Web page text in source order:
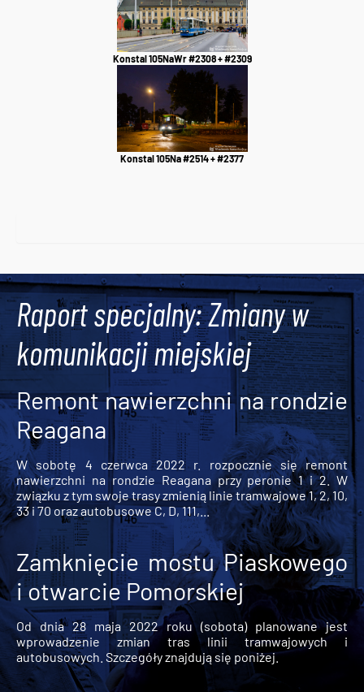
Konstal 105NaWr #2308 + #2309
Konstal 105Na #2514 + #2377
Raport specjalny: Zmiany w
komunikacji miejskiej
Remont nawierzchni na rondzie
Reagana
W sobotę 4 czerwca 2022 r. rozpocznie się remont
nawierzchni na rondzie Reagana przy peronie 1 i 2. W
związku z tym swoje trasy zmienią linie tramwajowe 1, 2, 10,
33 i 70 oraz autobusowe C, D, 111,...
Zamknięcie mostu Piaskowego
i otwarcie Pomorskiej
Od dnia 28 maja 2022 roku (sobota) planowane jest
wprowadzenie zmian tras linii tramwajowych i
autobusowych. Szczegóły znajdują się poniżej.